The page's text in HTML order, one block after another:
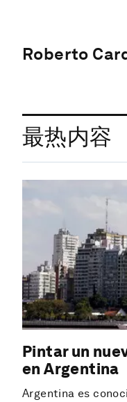
Roberto
最热内容
Pintar un
en Argentina
Argentina es